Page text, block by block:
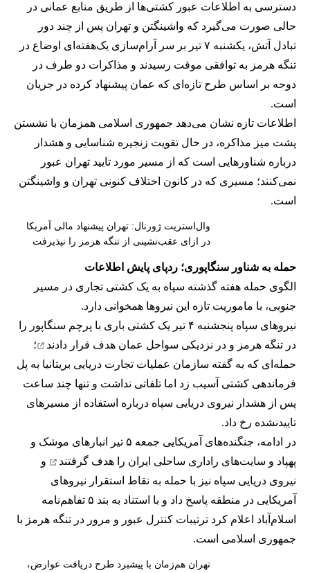
دسترسی به اطلاعات عبور کشتی‌ها از طریق منابع عمانی در
حالی صورت می‌گیرد که واشینگتن و تهران پس از چند دور
تبادل آتش، یکشنبه ۷ تیر بر سر آرام‌سازی یک‌هفته‌ای اوضاع در
تنگه هرمز به توافقی موقت رسیدند و مذاکرات دو طرف در
دوحه بر اساس طرح تازه‌ای که عمان پیشنهاد کرده در جریان
است.
اطلاعات تازه نشان می‌دهد جمهوری اسلامی همزمان با نشستن
پشت میز مذاکره، در حال تقویت زنجیره شناسایی و هشدار
درباره شناورهایی است که از مسیر مورد تایید تهران عبور
نمی‌کنند؛ مسیری که در کانون اختلاف کنونی تهران و واشینگتن
است.
وال‌استریت ژورنال: تهران پیشنهاد مالی آمریکا
در ازای عقب‌نشینی از تنگه هرمز را نپذیرفت
حمله به شناور سنگاپوری؛ ردپای پایش اطلاعات
الگوی حمله هفته گذشته سپاه به یک کشتی تجاری در مسیر
جنوبی، با ماموریت تازه این نیروها همخوانی دارد.
نیروهای سپاه پنجشنبه ۴ تیر یک کشتی باری با پرچم سنگاپور را
در تنگه هرمز و در نزدیکی سواحل عمان هدف قرار دادند
؛
حمله‌ای که به گفته سازمان عملیات تجارت دریایی بریتانیا به پل
فرماندهی کشتی آسیب زد اما تلفاتی نداشت و تنها چند ساعت
پس از هشدار نیروی دریایی سپاه درباره استفاده از مسیرهای
تاییدنشده رخ داد.
در ادامه، جنگنده‌های آمریکایی جمعه ۵ تیر انبارهای موشک و
پهپاد و سایت‌های راداری ساحلی ایران را هدف گرفتند
و
نیروی دریایی سپاه نیز با حمله به نقاط استقرار نیروهای
آمریکایی در منطقه پاسخ داد و با استناد به بند ۵ تفاهم‌نامه
اسلام‌آباد اعلام کرد ترتیبات کنترل عبور و مرور در تنگه هرمز با
جمهوری اسلامی است.
تهران هم‌زمان با پیشبرد طرح دریافت عوارض،